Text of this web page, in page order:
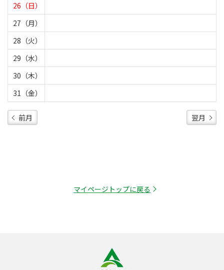
26（日）
27（月）
28（火）
29（水）
30（木）
31（金）
前月 翌月
マイページトップに戻る